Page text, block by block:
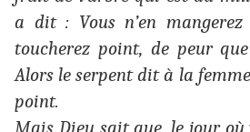
a dit : Vous n’en
toucherez point, de peur
Alors le serpent dit à la
point.
Mais Dieu sait que, le jour où